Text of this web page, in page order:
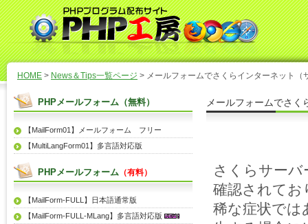
HOME > News＆Tips一覧ページ > メールフォームでさくらインターネット
メールフォームでさ
さくらサーバ
確認されてお
稀な症状では
PHPメールフォーム（無料）
【MailForm01】メールフォーム フリー
【MultiLangForm01】多言語対応版
PHPメールフォーム （有料）
【MailForm-FULL】日本語通常版
【MailForm-FULL-MLang】多言語対応版